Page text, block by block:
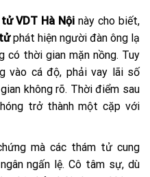
VDT Hà Nội này cho biết,
phát hiện người đàn ông lạ
thời gian mặn nồng. Tuy
vào cá độ, phải vay lãi số
không rõ. Thời điểm sau
trở thành một cặp với
mà các thám tử cung
ngấn lệ. Cô tâm sự, dù